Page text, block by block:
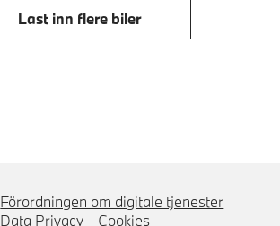
Last inn flere biler
Förordningen om digitale tjenester
Data Privacy
Cookies